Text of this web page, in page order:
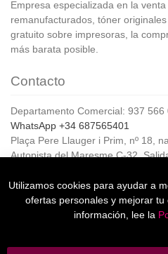
Empresa especializada en la
remanufacturados, tóner
gratuito sobre impresoras, la
más barata posible.
Contacto
Departamento Comercial: 937 566
WhatsApp +34 687565401
Plaça Pere Llauger i Prim, nº 18,
Autopista del Maresme C-32,
Horario de Atención al cliente:
De lunes a jueves de 8:00 a 17:00,
Viernes de 8:00 a 15:00
Utilizamos cookies para ayudar a
ofertas personales y mejorar
información, lee la